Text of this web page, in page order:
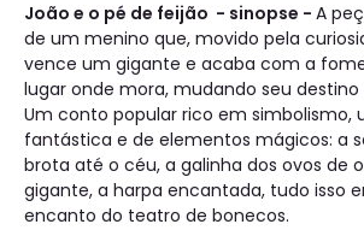
João e o pé de feijão - sinopse - A
de um menino que, movido pela
vence um gigante e acaba com a
lugar onde mora, mudando seu
Um conto popular rico em simbolismo,
fantástica e de elementos mágicos: a
brota até o céu, a galinha dos ovos de
gigante, a harpa encantada, tudo isso
encanto do teatro de bonecos.